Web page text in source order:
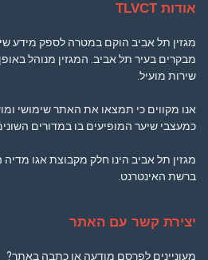
אודות TLVCT
מגזין תל אביב הוקם במטרה לספק מידע
מבקרים בעיר תל אביב. המגזין מנוהל
שירות מועיל.
אנו מקווים כי תמצאו את האתר שימושי
כמעצבי שיער המופיעים בו במדורים
מגזין תל אביב הינו חלק מקבוצת אגו
ברשת האינטרנט.
יצירת קשר עם האתר
מעוניינים לפרסם מודעה או כתבה באתר?